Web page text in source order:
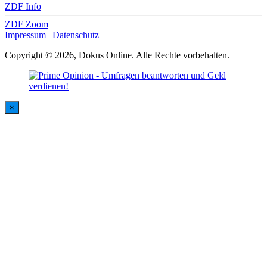
ZDF Info
ZDF Zoom
Impressum | Datenschutz
Copyright © 2026, Dokus Online. Alle Rechte vorbehalten.
×